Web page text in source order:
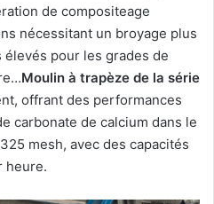
de compositeage
nécessitant un broyage plus
pour les grades de
Moulin à trapèze de la série
offrant des performances
carbonate de calcium dans le
mesh, avec des capacités
heure.